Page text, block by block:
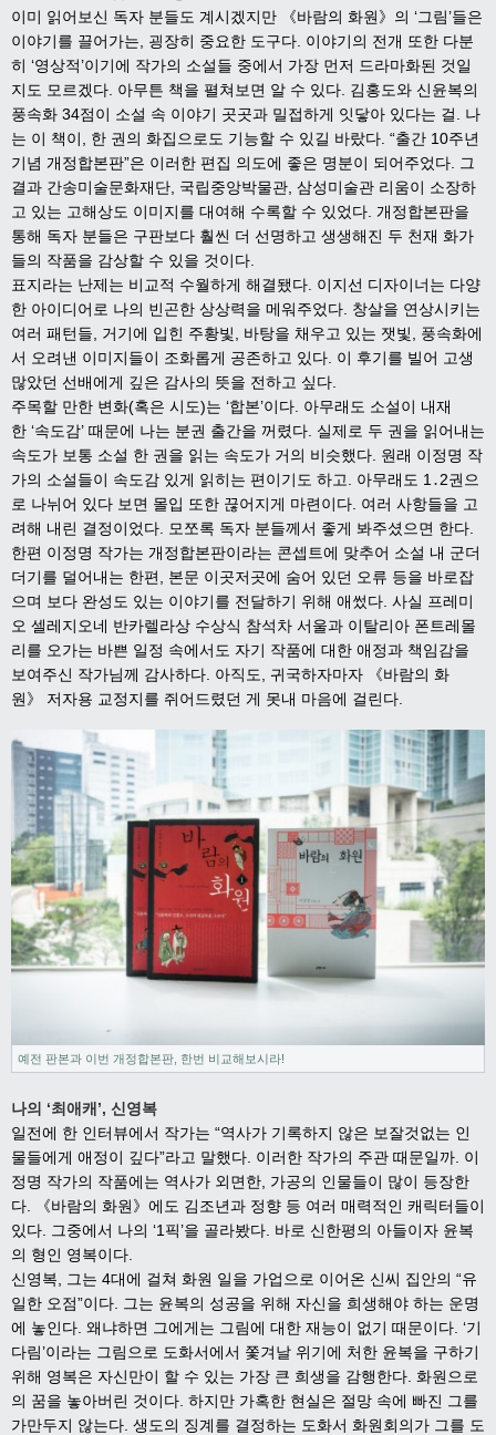
이미 읽어보신 독자 분들도 계시겠지만
《바람의 화원》 의 ‘그림’들은
이야기를 끌어가는
굉장히 중요한 도구다 이야기의 전개 또한 다분
히 ‘영상적’이기에 작가의 소설들 중에서 가장 먼저 드라마화된 것일
지도 모르겠다 아무튼 책을 펼쳐보면 알 수 있다 김홍도와 신윤복의
풍속화 34점이 소설 속 이야기 곳곳과 밀접하게 잇닿아 있다는 걸
나
는 이 책이
한 권의 화집으로도 기능할 수 있길 바랐다 . “출간 10주년
기념 개정합본판”은 이러한 편집 의도에 좋은 명분이 되어주었다
그
결과 간송미술문화재단 국립중앙박물관 삼성미술관 리움이 소장하
고 있는 고해상도 이미지를 대여해 수록할 수 있었다 개정합본판을
통해 독자 분들은 구판보다 훨씬 더 선명하고 생생해진 두 천재 화가
들의 작품을 감상할 수 있을 것이다
표지라는 난제는 비교적 수월하게 해결됐다 이지선 디자이너는 다양
한 아이디어로 나의 빈곤한 상상력을 메워주었다 창살을 연상시키는
여러 패턴들
거기에 입힌 주황빛 바탕을 채우고 있는 잿빛
풍속화에
서 오려낸 이미지들이 조화롭게 공존하고 있다 이 후기를 빌어 고생
많았던 선배에게 깊은 감사의 뜻을 전하고 싶다
주목할 만한 변화(혹은 시도)는 ‘합본’이다 아무래도 소설이 내재
한 ‘속도감’ 때문에 나는 분권 출간을 꺼렸다 실제로 두 권을 읽어내는
속도가 보통 소설 한 권을 읽는 속도가 거의 비슷했다 원래 이정명 작
가의 소설들이 속도감 있게 읽히는 편이기도 하고
아무래도 1 ․2권으
로 나뉘어 있다 보면 몰입 또한 끊어지게 마련이다 여러 사항들을 고
려해 내린 결정이었다
모쪼록 독자 분들께서 좋게 봐주셨으면 한다
한편 이정명 작가는 개정합본판이라는 콘셉트에 맞추어 소설 내 군더
더기를 덜어내는 한편
본문 이곳저곳에 숨어 있던 오류 등을 바로잡
으며 보다 완성도 있는 이야기를 전달하기 위해 애썼다 사실 프레미
오 셀레지오네 반카렐라상 수상식 참석차 서울과 이탈리아 폰트레몰
리를 오가는 바쁜 일정 속에서도 자기 작품에 대한 애정과 책임감을
보여주신 작가님께 감사하다 아직도 귀국하자마자 《바람의 화
원》 저자용 교정지를 쥐어드렸던 게 못내 마음에 걸린다
예전 판본과 이번 개정합본판, 한번 비교해보시라!
나의 ‘최애캐 ’, 신영복
일전에 한 인터뷰에서 작가는 “역사가 기록하지 않은 보잘것없는 인
물들에게 애정이 깊다”라고 말했다 이러한 작가의 주관 때문일까 이
정명 작가의 작품에는 역사가 외면한 가공의 인물들이 많이 등장한
다
《바람의 화원》 에도 김조년과 정향 등 여러 매력적인 캐릭터들이
있다
그중에서 나의 ‘1 픽’을 골라봤다 바로 신한평의 아들이자 윤복
의 형인 영복이다
신영복
그는 4대에 걸쳐 화원 일을 가업으로 이어온 신씨 집안의 “유
일한 오점”이다
그는 윤복의 성공을 위해 자신을 희생해야 하는 운명
에 놓인다 왜냐하면 그에게는 그림에 대한 재능이 없기 때문이다 . ‘기
다림’이라는 그림으로 도화서에서 쫓겨날 위기에 처한 윤복을 구하기
위해 영복은 자신만이 할 수 있는 가장 큰 희생을 감행한다 화원으로
의 꿈을 놓아버린 것이다 하지만 가혹한 현실은 절망 속에 빠진 그를
가만두지 않는다 생도의 징계를 결정하는 도화서 화원회의가 그를 도